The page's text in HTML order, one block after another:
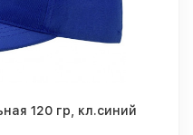
120 гр, кл.синий